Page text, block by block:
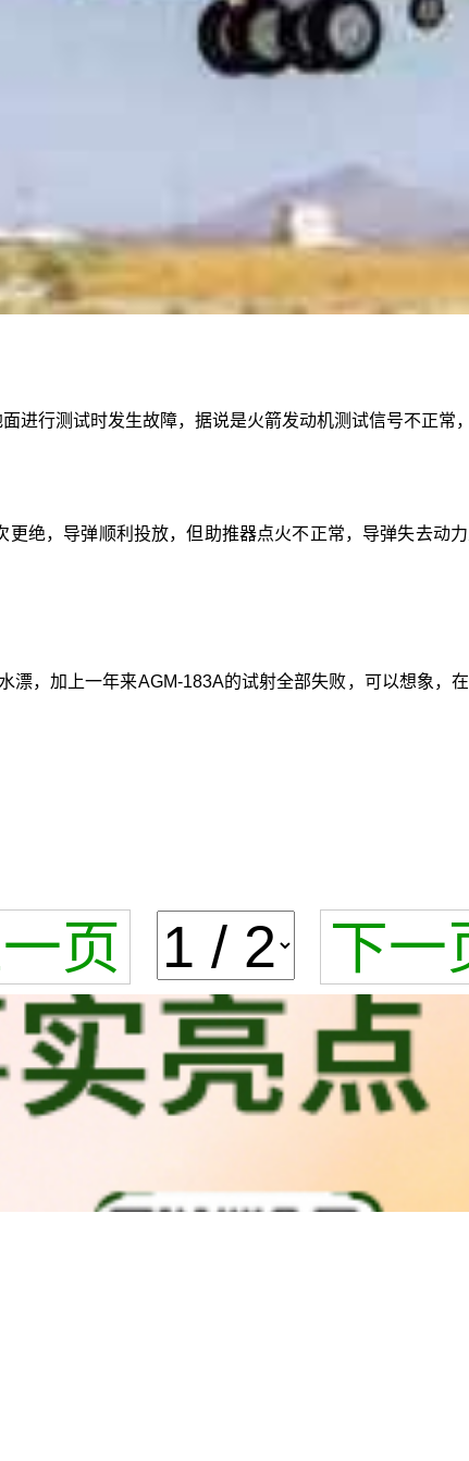
进行测试时发生故障，据说是火箭发动机测试信号不正常
更绝，导弹顺利投放，但助推器点火不正常，导弹失去
漂，加上一年来AGM-183A的试射全部失败，可以想象，
一页 下一